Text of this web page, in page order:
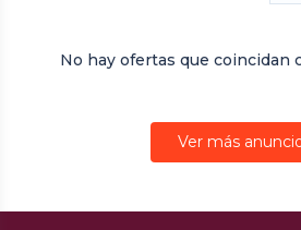
No hay ofertas que coincidan
Ver más